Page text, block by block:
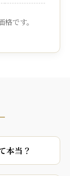
です。
本当？